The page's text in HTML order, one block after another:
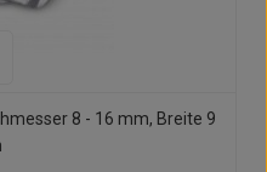
8 - 16 mm, Breite 9